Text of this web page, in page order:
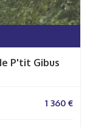
P'tit Gibus
1 360 €